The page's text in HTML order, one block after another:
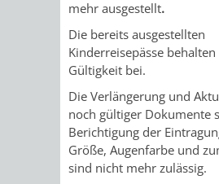
MENSCHEN
MIT
BEHINDERUNG
MENSCHEN
MIT
DEMENZ
MIGRANTENBAUHERREN
mehr ausgestellt.
Die bereits ausgestellten
Kinderreisepässe
Gültigkeit bei.
Die Verlängerung und
noch gültiger Dokumente
Berichtigung der
Größe, Augenfarbe und
sind nicht mehr zulässig.